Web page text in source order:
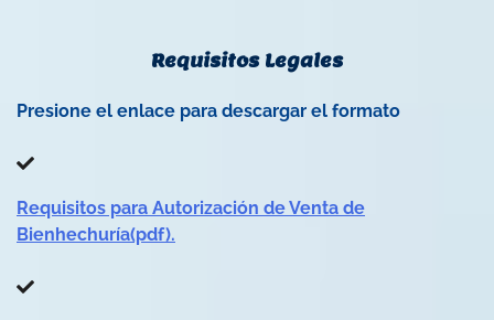
Requisitos Legales
Presione el enlace para descargar el formato
Requisitos para Autorización de Venta de
Bienhechuría(pdf).